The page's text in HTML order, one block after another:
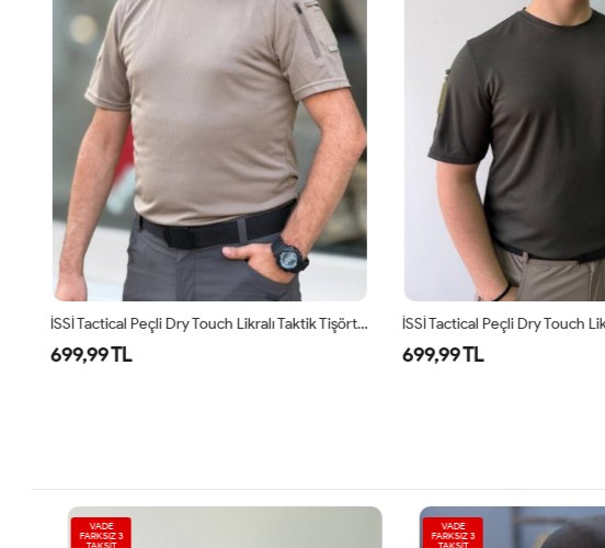
İSSİ Tactical Peçli Dry Touch Likralı Taktik Tişört Çöl
699,99 TL 699,99 TL
VADE
FARKSIZ 3
TAKSİT
VADE
FARKSIZ 3
TAKSİT